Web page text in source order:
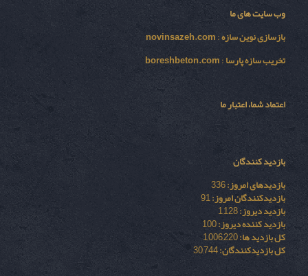
وب سایت های ما
بازسازی نوين سازه:
novinsazeh.com
تخریب سازه پارسا:
boreshbeton.com
اعتماد شما، اعتبار ما
بازدید کنندگان
بازدیدهای امروز:336
بازدیدکنندگان امروز:91
بازدید دیروز:1,128
بازدید کننده دیروز:100
کل بازدید ها:1,006,220
کل بازدیدکنند‌گان:30,744